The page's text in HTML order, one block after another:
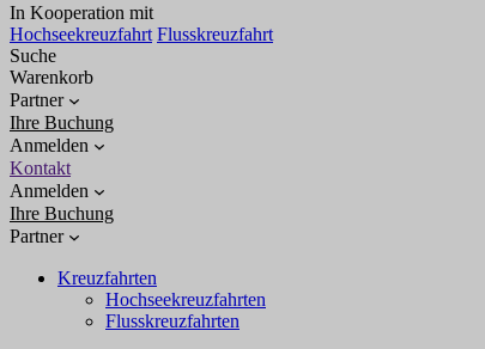
In Kooperation mit
Hochseekreuzfahrt Flusskreuzfahrt
Suche
Warenkorb
Partner
Ihre Buchung
Anmelden
Kontakt
Anmelden
Ihre Buchung
Partner
Kreuzfahrten
Hochseekreuzfahrten
Flusskreuzfahrten